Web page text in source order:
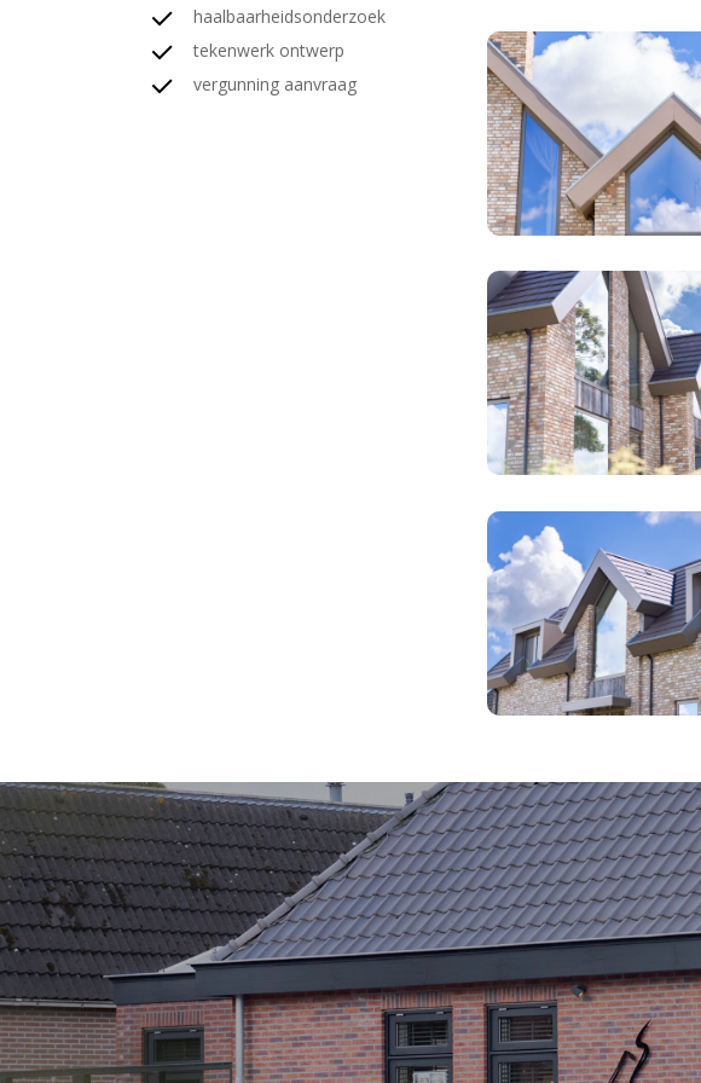
haalbaarheidsonderzoek
tekenwerk ontwerp
vergunning aanvraag
RD
PLan
-
Het
Laantje
villa
Heemskerk
RD
PLan
-
Het
Laantje
villa
Heemskerk
RD
PLan
-
Het
Laantje
villa
Heemskerk